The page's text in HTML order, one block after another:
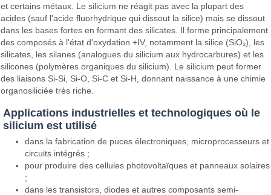
et certains métaux. Le silicium ne réagit pas avec la plupart des
acides (sauf l'acide fluorhydrique qui dissout la silice) mais se dissout
dans les bases fortes en formant des silicates. Il forme principalement
des composés à l'état d'oxydation +IV, notamment la silice (SiO₂), les
silicates, les silanes (analogues du silicium aux hydrocarbures) et les
silicones (polymères organiques du silicium). Le silicium peut former
des liaisons Si-Si, Si-O, Si-C et Si-H, donnant naissance à une chimie
organosiliciée très riche.
Applications industrielles et technologiques où le
silicium est utilisé
dans la fabrication de puces électroniques, microprocesseurs et
circuits intégrés ;
pour produire des cellules photovoltaïques et panneaux solaires
;
dans les transistors, diodes et autres composants semi-